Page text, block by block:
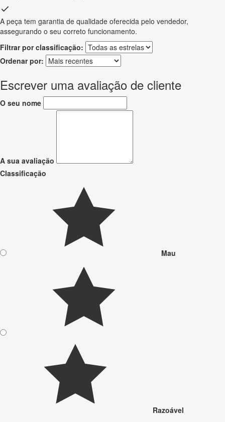
A peça tem garantia de qualidade oferecida pelo vendedor,
assegurando o seu correto funcionamento.
Filtrar por classificação:
Ordenar por:
Escrever uma avaliação de cliente
O seu nome
A sua avaliação
Classificação
Mau
Razoável